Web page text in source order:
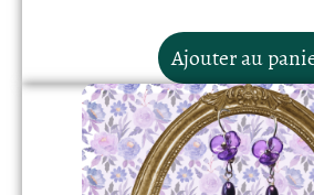
Ajouter au